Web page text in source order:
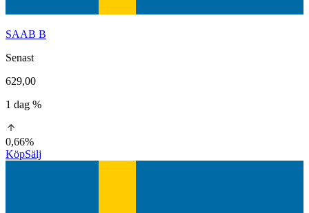
SAAB B
Senast
629,00
1 dag %
0,66%
KöpSälj